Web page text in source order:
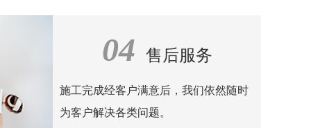
04 售后服务
施工完成经客户满意后，我们依然随时
为客户解决各类问题。